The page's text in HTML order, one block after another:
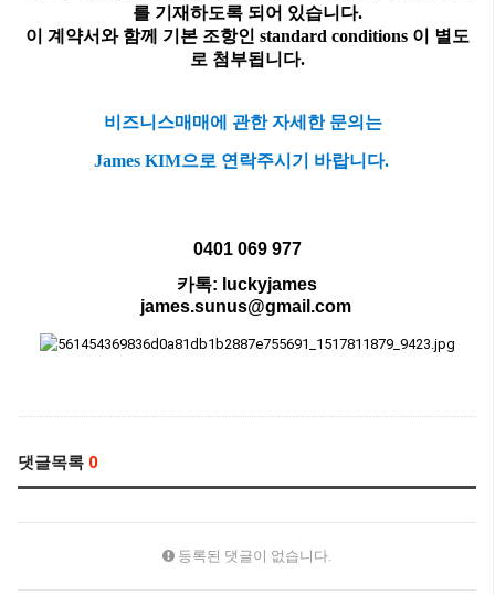
를 기재하도록 되어 있습니다.
이 계약서와 함께 기본 조항인 standard conditions 이 별도
로 첨부됩니다.
비즈니스매매에 관한 자세한 문의는
James KIM으로 연락주시기 바랍니다.
0401 069 977
카톡: luckyjames
james.sunus@gmail.com
댓글목록 0
등록된 댓글이 없습니다.